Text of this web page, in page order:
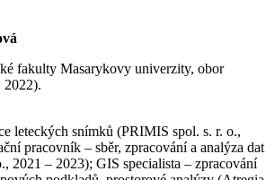
fakulty Masarykovy univerzity, obor
2022).
leteckých snímků (PRIMIS spol. s. r. o.,
pracovník – sběr, zpracování a analýza dat
2021 – 2023); GIS specialista – zpracování